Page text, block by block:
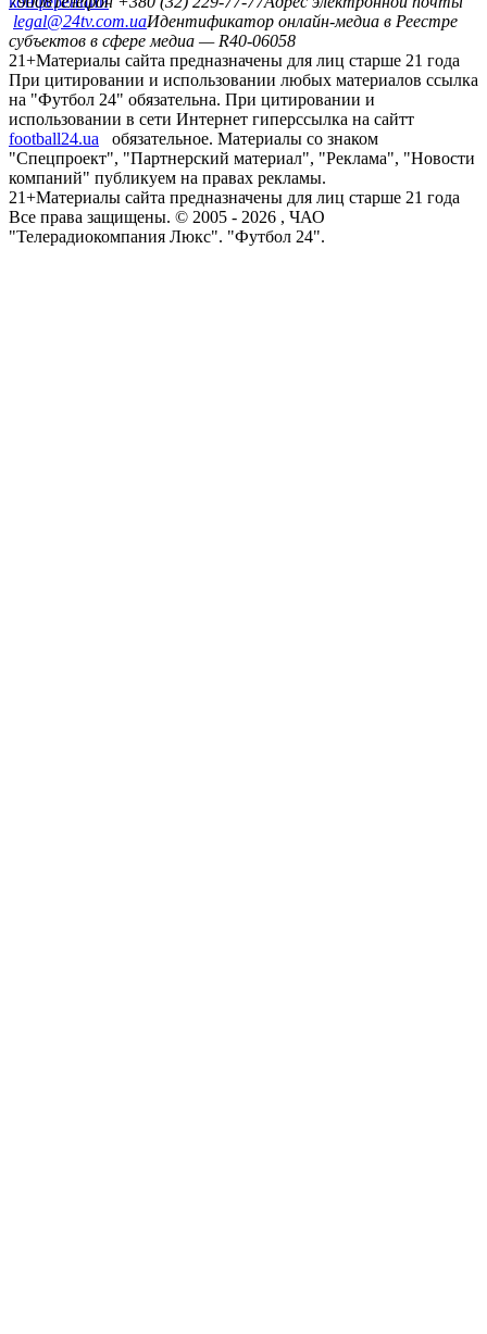
legal@24tv.com.uaИдентификатор онлайн-медиа в Реестре
субъектов в сфере медиа — R40-06058
21+Материалы сайта предназначены для лиц старше 21 года
При цитировании и использовании любых материалов ссылка
на "Футбол 24" обязательна. При цитировании и
использовании в сети Интернет гиперссылка на сайтт
football24.ua
обязательное. Материалы со знаком
"Спецпроект", "Партнерский материал", "Реклама", "Новости
компаний" публикуем на правах рекламы.
21+Материалы сайта предназначены для лиц старше 21 года
Все права защищены. © 2005 - 2026 , ЧАО
"Телерадиокомпания Люкс". "Футбол 24".